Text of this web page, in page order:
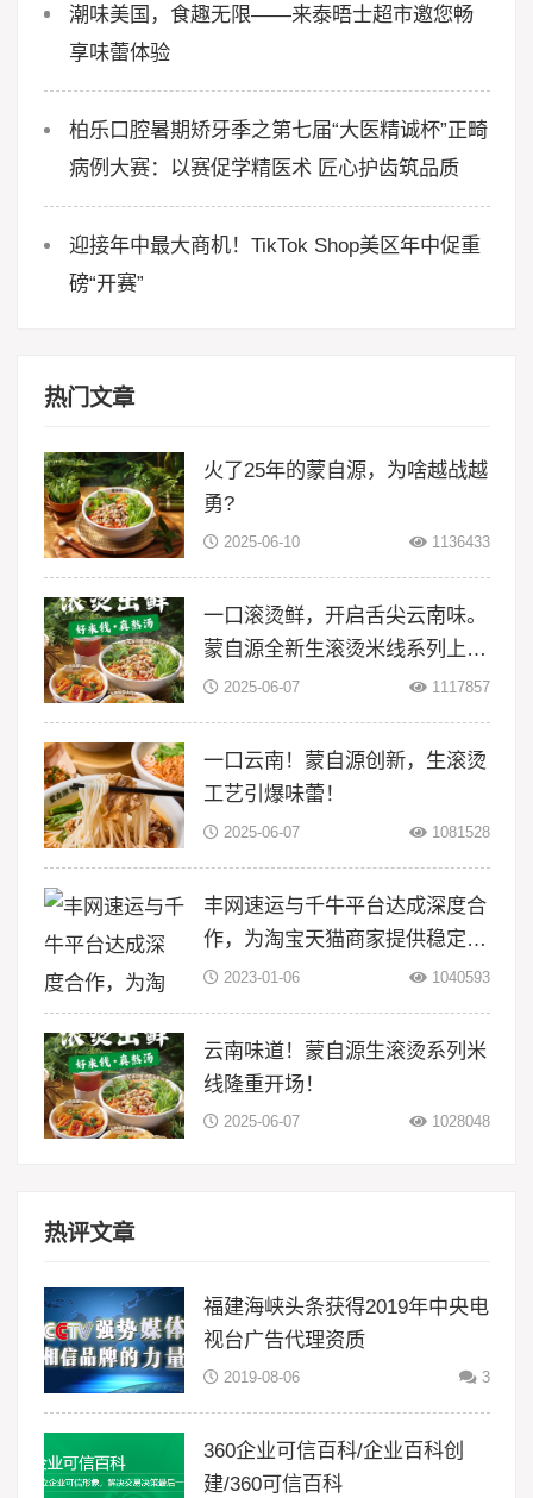
潮味美国，食趣无限——来泰晤士超市邀您畅
享味蕾体验
柏乐口腔暑期矫牙季之第七届“大医精诚杯”正畸
病例大赛：以赛促学精医术 匠心护齿筑品质
迎接年中最大商机！TikTok Shop美区年中促重
磅“开赛”
热门文章
火了25年的蒙自源，为啥越战越
勇?
2025-06-10 1136433
一口滚烫鲜，开启舌尖云南味。
蒙自源全新生滚烫米线系列上
线！2025-06-07 1117857
一口云南！蒙自源创新，生滚烫
工艺引爆味蕾！
2025-06-07 1081528
丰网速运与千牛平台达成深度合
作，为淘宝天猫商家提供稳定物
流服务
2023-01-06 1040593
云南味道！蒙自源生滚烫系列米
线隆重开场！
2025-06-07 1028048
热评文章
福建海峡头条获得2019年中央电
视台广告代理资质
2019-08-06 3
360企业可信百科/企业百科创
建/360可信百科